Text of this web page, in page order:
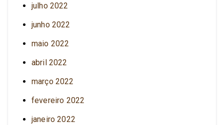
julho 2022
junho 2022
maio 2022
abril 2022
março 2022
fevereiro 2022
janeiro 2022